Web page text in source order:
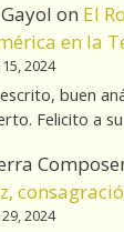
on El
en la
2024
buen
Felicito a
2024